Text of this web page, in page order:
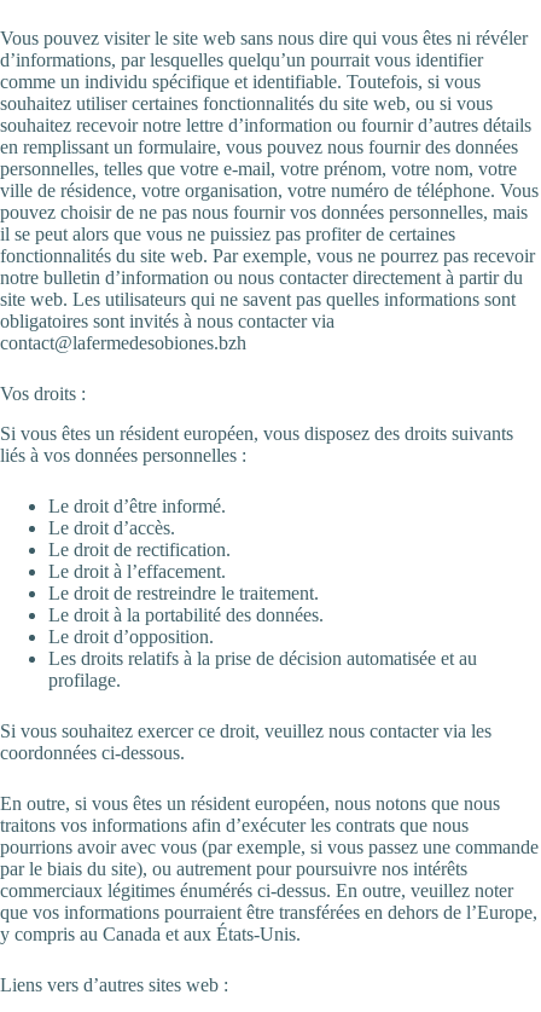
Vous pouvez visiter le site web sans nous dire qui vous êtes ni révéler
d’informations, par lesquelles quelqu’un pourrait vous identifier
comme un individu spécifique et identifiable. Toutefois, si vous
souhaitez utiliser certaines fonctionnalités du site web, ou si vous
souhaitez recevoir notre lettre d’information ou fournir d’autres détails
en remplissant un formulaire, vous pouvez nous fournir des données
personnelles, telles que votre e-mail, votre prénom, votre nom, votre
ville de résidence, votre organisation, votre numéro de téléphone. Vous
pouvez choisir de ne pas nous fournir vos données personnelles, mais
il se peut alors que vous ne puissiez pas profiter de certaines
fonctionnalités du site web. Par exemple, vous ne pourrez pas recevoir
notre bulletin d’information ou nous contacter directement à partir du
site web. Les utilisateurs qui ne savent pas quelles informations sont
obligatoires sont invités à nous contacter via
contact@lafermedesobiones.bzh
Vos droits :
Si vous êtes un résident européen, vous disposez des droits suivants
liés à vos données personnelles :
Le droit d’être informé.
Le droit d’accès.
Le droit de rectification.
Le droit à l’effacement.
Le droit de restreindre le traitement.
Le droit à la portabilité des données.
Le droit d’opposition.
Les droits relatifs à la prise de décision automatisée et au
profilage.
Si vous souhaitez exercer ce droit, veuillez nous contacter via les
coordonnées ci-dessous.
En outre, si vous êtes un résident européen, nous notons que nous
traitons vos informations afin d’exécuter les contrats que nous
pourrions avoir avec vous (par exemple, si vous passez une commande
par le biais du site), ou autrement pour poursuivre nos intérêts
commerciaux légitimes énumérés ci-dessus. En outre, veuillez noter
que vos informations pourraient être transférées en dehors de l’Europe,
y compris au Canada et aux États-Unis.
Liens vers d’autres sites web :